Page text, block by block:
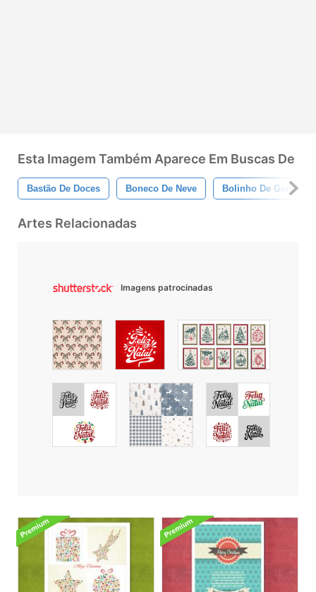
Esta Imagem Também Aparece Em Buscas De
Bastão De Doces Boneco De Neve Bolinho De Gengibre
Artes Relacionadas
Imagens patrocinadas